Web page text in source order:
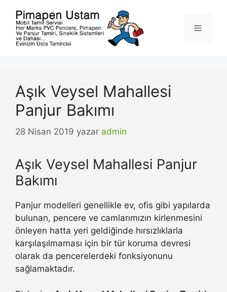
Menü
Aşık Veysel Mahallesi
Panjur Bakımı
28 Nisan 2019 yazar admin
Aşık Veysel Mahallesi Panjur
Bakımı
Panjur modelleri genellikle ev, ofis gibi yapılarda
bulunan, pencere ve camlarımızın kirlenmesini
önleyen hatta yeri geldiğinde hırsızlıklarla
karşılaşılmaması için bir tür koruma devresi
olarak da pencerelerdeki fonksiyonunu
sağlamaktadır.